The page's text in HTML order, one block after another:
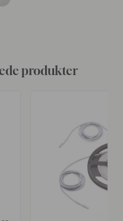
produkter